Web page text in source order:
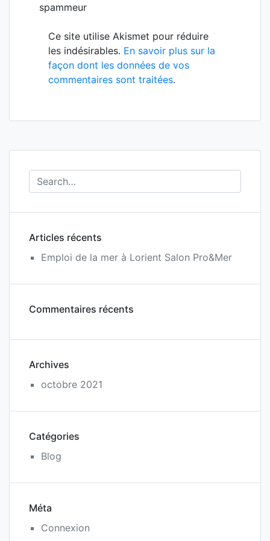
spammeur
Ce site utilise Akismet pour réduire
les indésirables. En savoir plus sur la
façon dont les données de vos
commentaires sont traitées.
Articles récents
Emploi de la mer à Lorient Salon Pro&Mer
Commentaires récents
Archives
octobre 2021
Catégories
Blog
Méta
Connexion